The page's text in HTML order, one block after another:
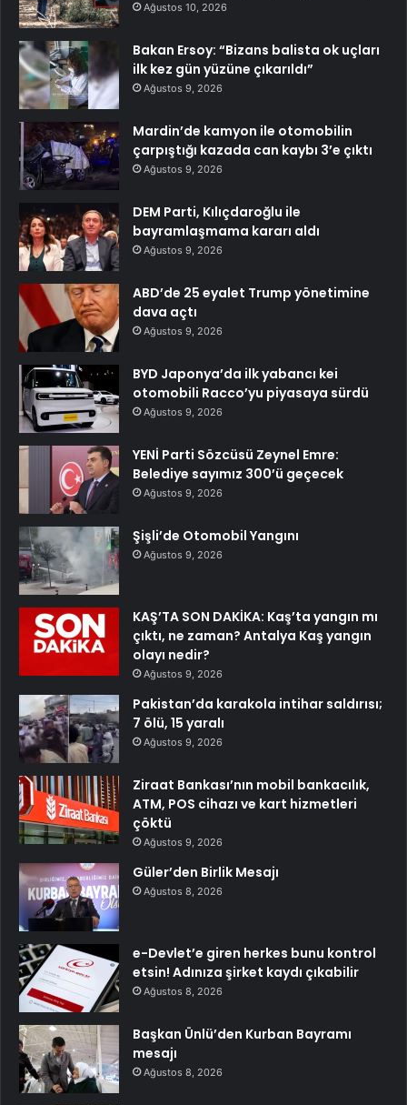
Ağustos 10, 2026
Bakan Ersoy: “Bizans balista ok uçları
ilk kez gün yüzüne çıkarıldı”
Ağustos 9, 2026
Mardin’de kamyon ile otomobilin
çarpıştığı kazada can kaybı 3’e çıktı
Ağustos 9, 2026
DEM Parti, Kılıçdaroğlu ile
bayramlaşmama kararı aldı
Ağustos 9, 2026
ABD’de 25 eyalet Trump yönetimine
dava açtı
Ağustos 9, 2026
BYD Japonya’da ilk yabancı kei
otomobili Racco’yu piyasaya sürdü
Ağustos 9, 2026
YENİ Parti Sözcüsü Zeynel Emre:
Belediye sayımız 300’ü geçecek
Ağustos 9, 2026
Şişli’de Otomobil Yangını
Ağustos 9, 2026
KAŞ’TA SON DAKİKA: Kaş’ta yangın mı
çıktı, ne zaman? Antalya Kaş yangın
olayı nedir?
Ağustos 9, 2026
Pakistan’da karakola intihar saldırısı;
7 ölü, 15 yaralı
Ağustos 9, 2026
Ziraat Bankası’nın mobil bankacılık,
ATM, POS cihazı ve kart hizmetleri
çöktü
Ağustos 9, 2026
Güler’den Birlik Mesajı
Ağustos 8, 2026
e-Devlet’e giren herkes bunu kontrol
etsin! Adınıza şirket kaydı çıkabilir
Ağustos 8, 2026
Başkan Ünlü’den Kurban Bayramı
mesajı
Ağustos 8, 2026